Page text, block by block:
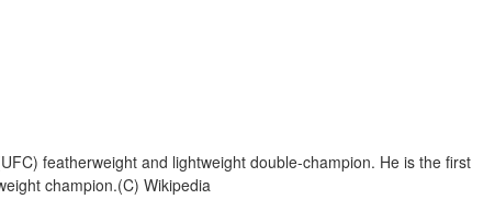
featherweight and lightweight double-champion. He is the first
champion.(C) Wikipedia